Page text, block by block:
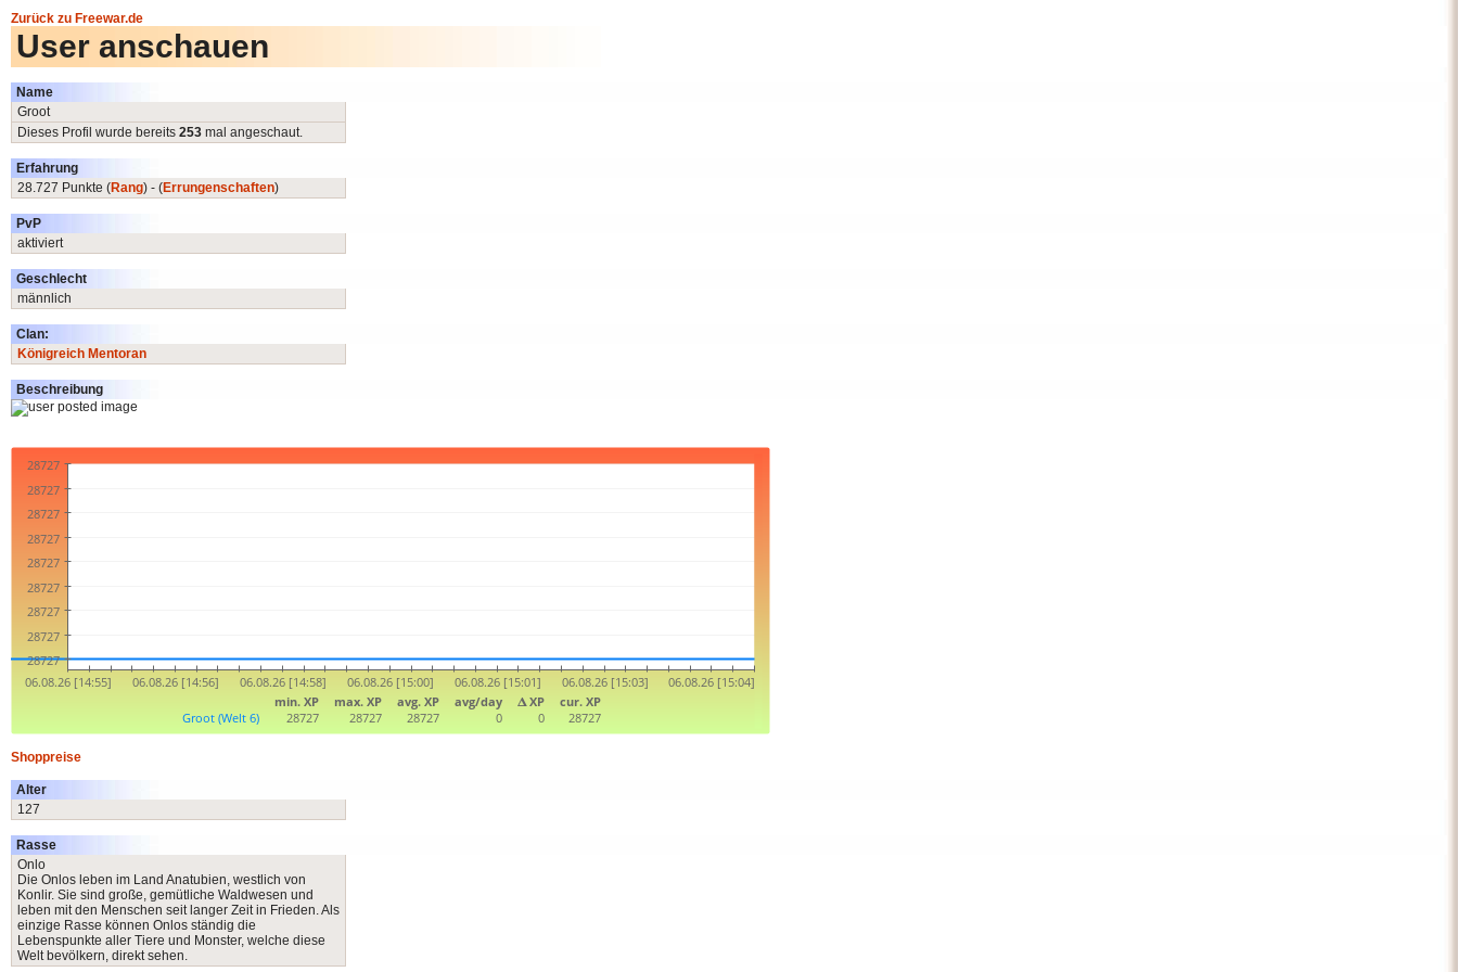
Zurück zu Freewar.de
User anschauen
Name
Groot
Dieses Profil wurde bereits 253 mal angeschaut.
Erfahrung
28.727 Punkte (Rang) - (Errungenschaften)
PvP
aktiviert
Geschlecht
männlich
Clan:
Königreich Mentoran
Beschreibung
Shoppreise
Alter
127
Rasse
Onlo
Die Onlos leben im Land Anatubien, westlich von
Konlir. Sie sind große, gemütliche Waldwesen und
leben mit den Menschen seit langer Zeit in Frieden. Als
einzige Rasse können Onlos ständig die
Lebenspunkte aller Tiere und Monster, welche diese
Welt bevölkern, direkt sehen.